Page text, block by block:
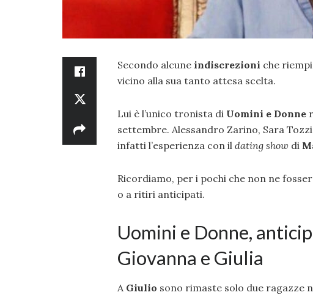
Secondo alcune indiscrezioni che
vicino alla sua tanto attesa scelta.
Lui è l’unico tronista di Uomini e Donne
settembre. Alessandro Zarino, Sara
infatti l’esperienza con il dating show di
Ricordiamo, per i pochi che non ne
o a ritiri anticipati.
Uomini e Donne,
Giovanna e Giulia
A Giulio sono rimaste solo due ragazze